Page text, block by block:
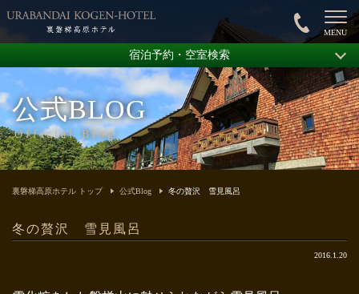
公式BLOG
Official Blog
宿泊予約・空室検索
裏磐梯高原ホテル トップ 公式Blog 冬の贅沢 雪見風呂
冬の贅沢 雪見風呂
2016.1.20